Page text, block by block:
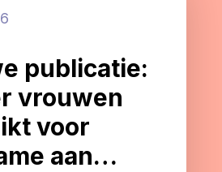
publicatie:
vrouwen
voor
aan